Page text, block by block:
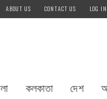
ABOUT US CONTACT US LOG IN
কলকাতা দেশ